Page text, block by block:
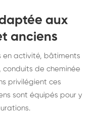
aux
anciens
en activité, bâtiments
de cheminée
privilégient ces
sont équipés pour y